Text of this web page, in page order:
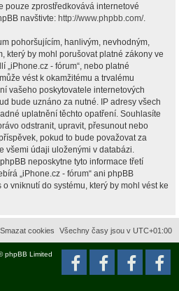
pouze zprostředkovává internetové
navštivte: http://www.phpbb.com/.
pohoršujícím, hanlivým, nevhodným,
který by mohl porušovat platné zákony ve
„iPhone.cz - fórum“, nebo platné
vést k okamžitému a trvalému
vašeho poskytovatele internetových
bude uznáno za nutné. IP adresy všech
uplatnění těchto opatření. Souhlasíte
odstranit, upravit, přesunout nebo
pokud to bude považovat za
všemi údaji uloženými v databázi.
neposkytne tyto informace třetí
„iPhone.cz - fórum“ ani phpBB
vniknutí do systému, který by mohl vést ke
Všechny časy jsou v UTC+01:00
Smazat cookies
phpBB Limited